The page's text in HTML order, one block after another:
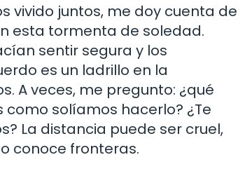
vivido juntos, me doy cuenta de
esta tormenta de soledad.
sentir segura y los
es un ladrillo en la
A veces, me pregunto: ¿qué
solíamos hacerlo? ¿Te
La distancia puede ser cruel,
conoce fronteras.